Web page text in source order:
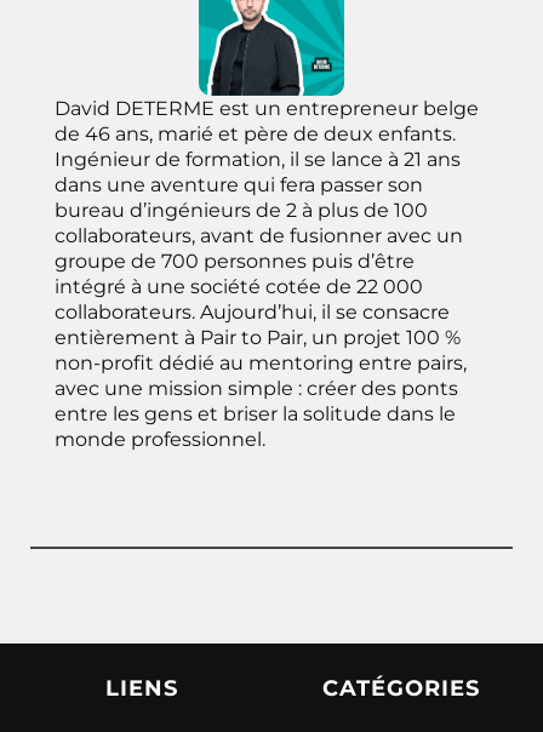
David DETERME est un entrepreneur belge
de 46 ans, marié et père de deux enfants.
Ingénieur de formation, il se lance à 21 ans
dans une aventure qui fera passer son
bureau d’ingénieurs de 2 à plus de 100
collaborateurs, avant de fusionner avec un
groupe de 700 personnes puis d’être
intégré à une société cotée de 22 000
collaborateurs. Aujourd’hui, il se consacre
entièrement à Pair to Pair, un projet 100 %
non-profit dédié au mentoring entre pairs,
avec une mission simple : créer des ponts
entre les gens et briser la solitude dans le
monde professionnel.
LIENS CATÉGORIES